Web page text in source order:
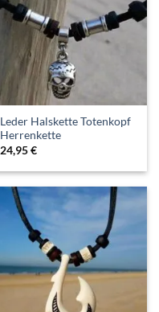
Leder Halskette Totenkopf
Herrenkette
24,95€